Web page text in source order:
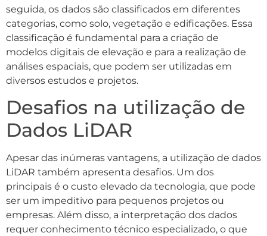
seguida, os dados são classificados em diferentes
categorias, como solo, vegetação e edificações. Essa
classificação é fundamental para a criação de
modelos digitais de elevação e para a realização de
análises espaciais, que podem ser utilizadas em
diversos estudos e projetos.
Desafios na utilização de
Dados LiDAR
Apesar das inúmeras vantagens, a utilização de dados
LiDAR também apresenta desafios. Um dos
principais é o custo elevado da tecnologia, que pode
ser um impeditivo para pequenos projetos ou
empresas. Além disso, a interpretação dos dados
requer conhecimento técnico especializado, o que